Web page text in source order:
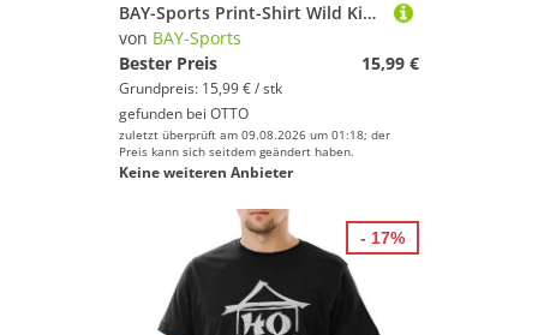
BAY-Sports Print-Shirt Wild Kids Club Fighter Kickboxen MMA Boxen Thaiboxen Muay Thai Karate (Stück) Kinder, Kids Affe, Bison und Fuchs – das tierisch starke Fighter
von BAY-Sports
Bester Preis
15,99 €
Grundpreis: 15,99 € / stk
gefunden bei OTTO
zuletzt überprüft am 09.08.2026 um 01:18; der
Preis kann sich seitdem geändert haben.
Keine weiteren Anbieter
- 17%